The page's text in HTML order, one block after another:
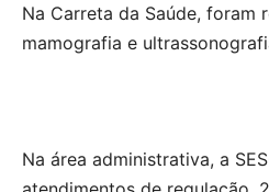
Na Carreta da Saúde, foram
mamografia e
Na área administrativa, a